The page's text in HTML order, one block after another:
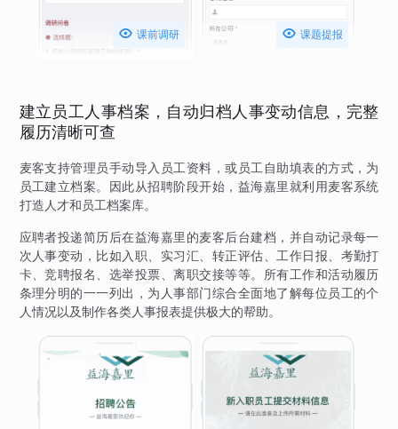
 课前调研  课题提报
建立员工人事档案，自动归档人事变动信息，完整
履历清晰可查
麦客支持管理员手动导入员工资料，或员工自助填表的方式，为
员工建立档案。因此从招聘阶段开始，益海嘉里就利用麦客系统
打造人才和员工档案库。
应聘者投递简历后在益海嘉里的麦客后台建档，并自动记录每一
次人事变动，比如入职、实习汇、转正评估、工作日报、考勤打
卡、竞聘报名、选举投票、离职交接等等。所有工作和活动履历
条理分明的一一列出，为人事部门综合全面地了解每位员工的个
人情况以及制作各类人事报表提供极大的帮助。